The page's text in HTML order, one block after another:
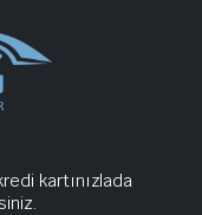
kartınızlada